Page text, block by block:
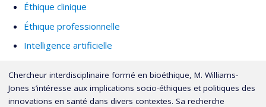
Éthique clinique
Éthique professionnelle
Intelligence artificielle
Chercheur interdisciplinaire formé en bioéthique, M. Williams-
Jones s’intéresse aux implications socio-éthiques et politiques des
innovations en santé dans divers contextes. Sa recherche